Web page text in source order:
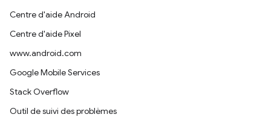
Centre d'aide Android
Centre d'aide Pixel
www.android.com
Google Mobile Services
Stack Overflow
Outil de suivi des problèmes